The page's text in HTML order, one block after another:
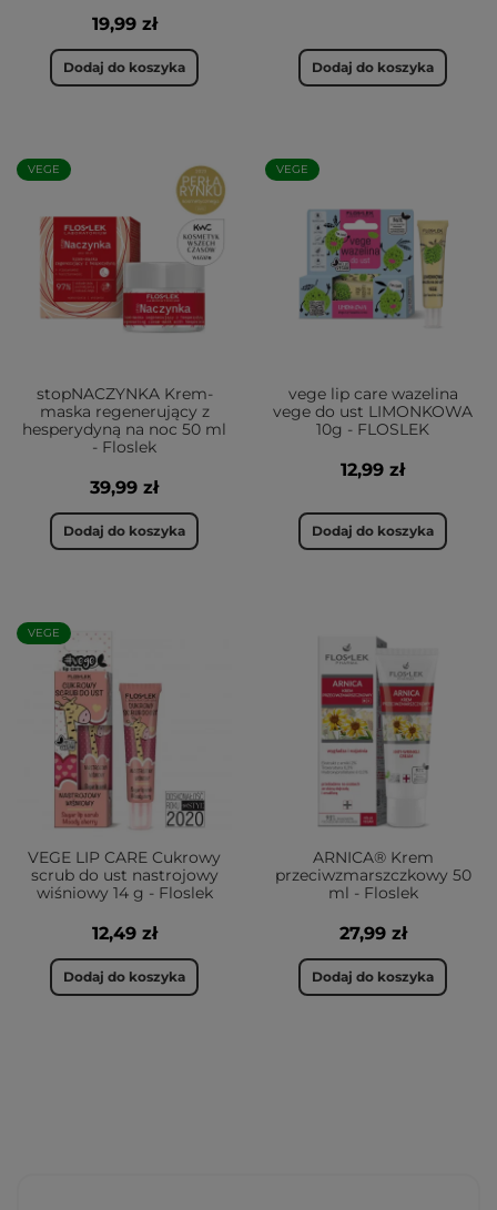
19,99 zł
Dodaj do koszyka Dodaj do koszyka
VEGE
stopNACZYNKA Krem-
maska regenerujący z
hesperydyną na noc 50 ml
- Floslek
39,99 zł
Dodaj do koszyka
VEGE
vege lip care wazelina
vege do ust LIMONKOWA
10g - FLOSLEK
12,99 zł
Dodaj do koszyka
VEGE
VEGE LIP CARE Cukrowy
scrub do ust nastrojowy
wiśniowy 14 g - Floslek
12,49 zł
Dodaj do koszyka
ARNICA® Krem
przeciwzmarszczkowy 50
ml - Floslek
27,99 zł
Dodaj do koszyka